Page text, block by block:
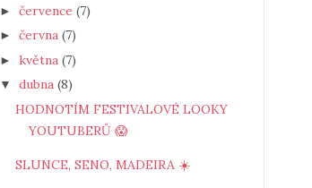
► července (7)
► června (7)
► května (7)
▼ dubna (8)
HODNOTÍM FESTIVALOVÉ LOOKY
YOUTUBERŮ 😱
SLUNCE, SENO, MADEIRA ☀️